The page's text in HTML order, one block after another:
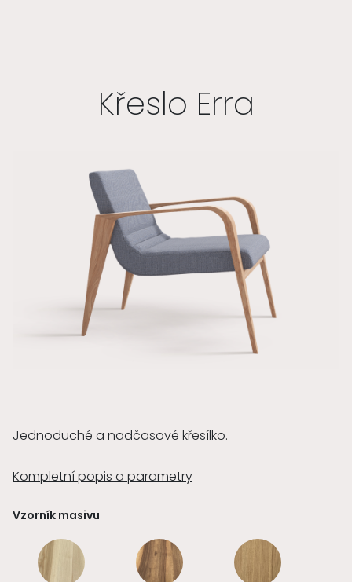
Křeslo Erra
Jednoduché a nadčasové křesílko.
Kompletní popis a parametry
Vzorník masivu